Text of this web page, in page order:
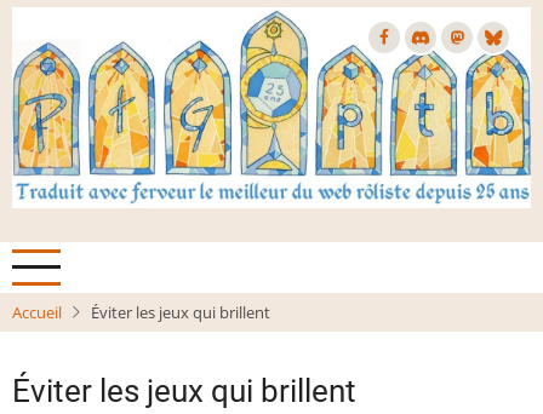
Aller
contenu
principal
Accueil Éviter les jeux qui brillent
Éviter les jeux qui brillent